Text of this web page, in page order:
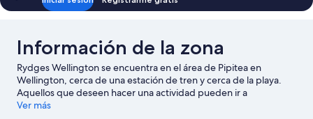
Información de la zona
Rydges Wellington se encuentra en el área de Pipitea en
Wellington, cerca de una estación de tren y cerca de la playa.
Aquellos que deseen hacer una actividad pueden ir a
Interislander Ferry Terminal y Teleférico de Wellington, mientras
Ver más